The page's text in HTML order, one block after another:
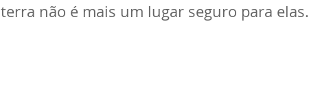
terra não é mais um lugar seguro para elas.